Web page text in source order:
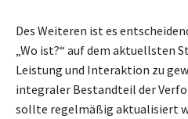
Des Weiteren ist es
„Wo ist?“ auf dem aktuellsten
Leistung und Interaktion zu
integraler Bestandteil der
sollte regelmäßig aktualisiert